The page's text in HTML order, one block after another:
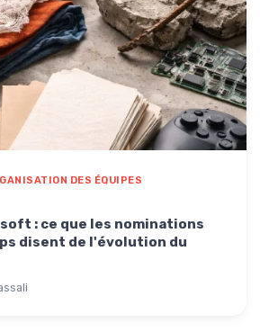
DES ÉQUIPES
: ce que les nominations
disent de l'évolution du